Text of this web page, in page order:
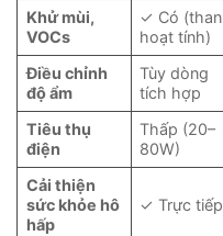
Khử mùi,
VOCs
✓ Có (than
hoạt tính)
Điều chỉnh
độ ẩm
Tùy dòng
tích hợp
Tiêu thụ
điện
Thấp (20–
80W)
Cải thiện
sức khỏe hô
hấp
✓ Trực tiếp